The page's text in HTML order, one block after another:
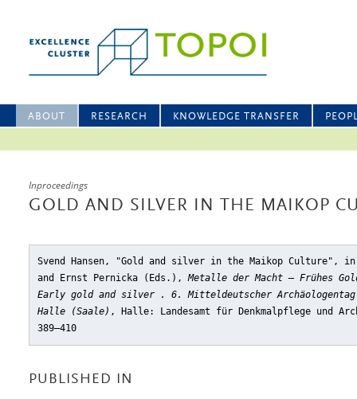
ABOUT RESEARCH KNOWLEDGE TRANSFER
Inproceedings
GOLD AND SILVER IN THE MAIKOP
Svend Hansen, "Gold and silver in the Maikop Culture" ,
and Ernst Pernicka (Eds.),Metalle der Macht – Frühes
Early gold and silver . 6. Mitteldeutscher
Halle (Saale) , Halle: Landesamt für Denkmalpflege und
389–410
PUBLISHED IN